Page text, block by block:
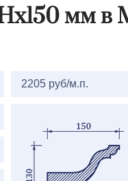
мм в
2205 руб/м.п.